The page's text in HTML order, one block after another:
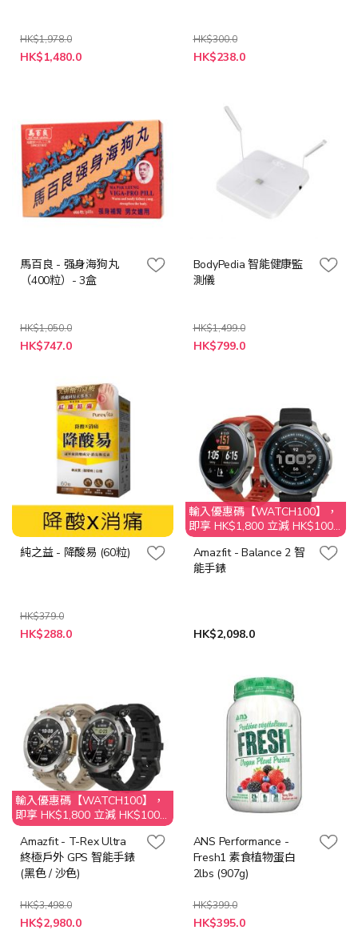
HK$1,978.0
特
殊
HK$1,480.0
HK$300.0
特
殊
HK$238.0
馬百良 - 强身海狗丸
（400粒）- 3盒
HK$1,050.0
特
殊
HK$747.0
BodyPedia 智能健康監
測儀
HK$1,499.0
特
殊
HK$799.0
純之益 - 降酸易 (60粒)
HK$379.0
特
殊
HK$288.0
輸入優惠碼【WATCH100】，
即享 HK$1,800 立減 HK$100
優惠
Amazfit - Balance 2 智
能手錶
HK$2,098.0
輸入優惠碼【WATCH100】，
即享 HK$1,800 立減 HK$100
優惠
Amazfit - T-Rex Ultra
終極戶外 GPS 智能手錶
(黑色 / 沙色)
HK$3,498.0
HK$2,980.0
ANS Performance -
Fresh1 素食植物蛋白
2lbs (907g)
HK$399.0
HK$395.0